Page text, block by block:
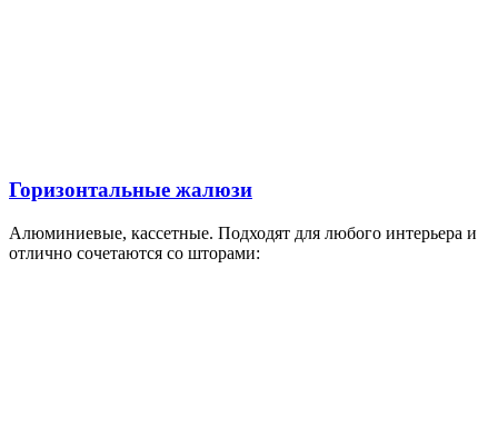
Горизонтальные жалюзи
Алюминиевые, кассетные. Подходят для любого интерьера и
отлично сочетаются со шторами: